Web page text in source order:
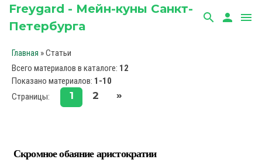
Freygard - Мейн-куны Санкт-
Петербурга
search person menu
Главная »Статьи
Всего материалов в каталоге: 12
Показано материалов: 1-10
Страницы: 1 2 »
Скромное обаяние аристократии